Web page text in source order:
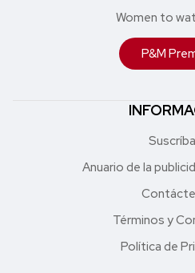
Women to
P&M
Anuario de la
Términos y
Política de